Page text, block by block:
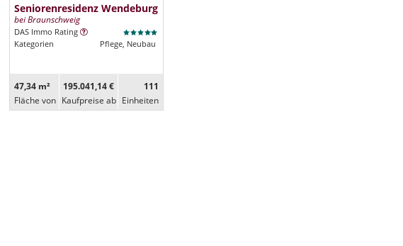
Seniorenresidenz Wendeburg
bei Braunschweig
DAS Immo Rating
Kategorien
Pflege, Neubau
47,34 m²
Fläche von
195.041,14 €
Kaufpreise ab
111
Ein­heiten